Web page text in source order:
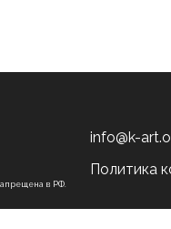
в РФ.
info@k-
Политика